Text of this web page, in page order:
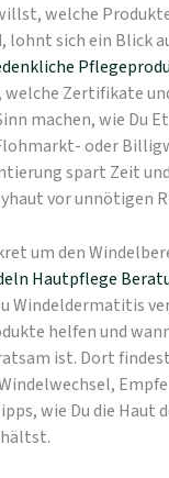
welche
lohnt sich ein Blick
Zertifikate
machen, wie Du
oder
spart Zeit
vor unnötigen
um den
Hautpflege
Windeldermatitis
helfen und
ist. Dort
wie Du die Haut